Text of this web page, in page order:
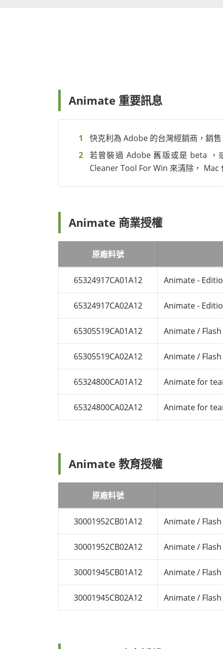
Animate 重要訊息
快克利為 Adobe 的台灣經銷商，銷
若曾裝過 Adobe 舊版或是 beta ，
Cleaner Tool For Win 來清除， Mac
Animate 商業授權
原廠料號
65324917CA01A12 Animate -
65324917CA02A12 Animate -
65305519CA01A12 Animate /
65305519CA02A12 Animate /
65324800CA01A12 Animate for
65324800CA02A12 Animate for
Animate 教育授權
原廠料號
30001952CB01A12 Animate /
30001952CB02A12 Animate /
30001945CB01A12 Animate /
30001945CB02A12 Animate /